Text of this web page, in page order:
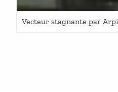
Vecteur stagnante par Arpi